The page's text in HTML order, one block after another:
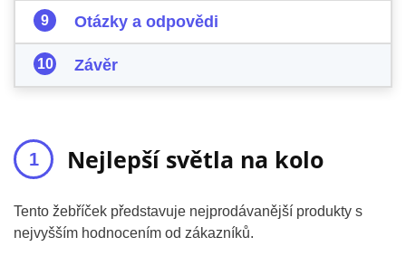
Otázky a odpovědi
Závěr
Nejlepší světla na kolo
Tento žebříček představuje nejprodávanější produkty s
nejvyšším hodnocením od zákazníků.